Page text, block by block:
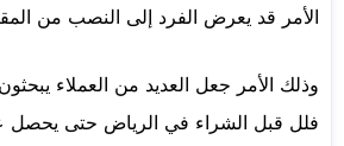
الأمر قد يعرض الفرد إلى النصب من
وذلك الأمر جعل العديد من العملاء
فلل قبل الشراء في الرياض حتى يحصل